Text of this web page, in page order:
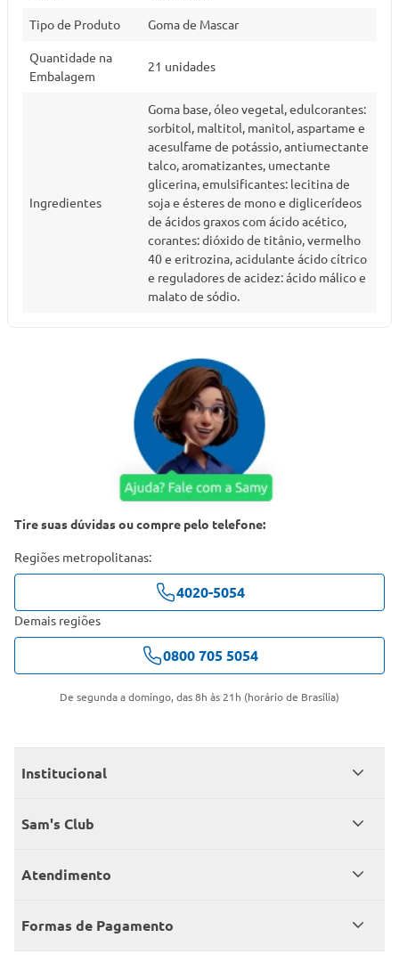
Tipo de Produto Goma de Mascar
Quantidade na
Embalagem
21 unidades
Ingredientes
Goma base, óleo vegetal, edulcorantes:
sorbitol, maltitol, manitol, aspartame e
acesulfame de potássio, antiumectante
talco, aromatizantes, umectante
glicerina, emulsificantes: lecitina de
soja e ésteres de mono e diglicerídeos
de ácidos graxos com ácido acético,
corantes: dióxido de titânio, vermelho
40 e eritrozina, acidulante ácido cítrico
e reguladores de acidez: ácido málico e
malato de sódio.
Tire suas dúvidas ou compre pelo telefone:
Regiões metropolitanas:
4020-5054
Demais regiões
0800 705 5054
De segunda a domingo, das 8h às 21h (horário de Brasília)
Institucional
Quem somos
Encontre um Clube
Sam's Club
Seja sócio
Member’s Mark
Atendimento
Fale conosco
Atendimento em libras
Formas de Pagamento